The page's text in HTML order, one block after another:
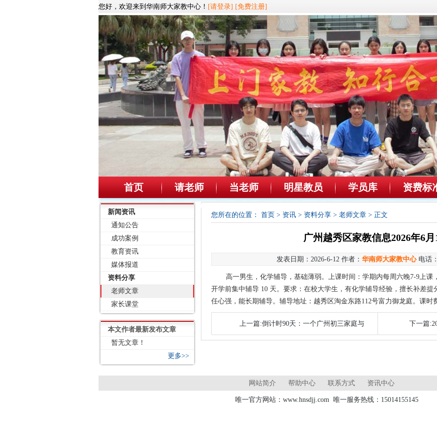
您好，欢迎来到华南师大家教中心！ [请登录] [免费注册]
首页 请老师 当老师 明星教员 学员库 资费标
新闻资讯
通知公告
成功案例
教育资讯
媒体报道
资料分享
老师文章
家长课堂
本文作者最新发布文章
暂无文章！
更多>>
您所在的位置： 首页 > 资讯 > 资料分享 > 老师文章 > 正文
广州越秀区家教信息2026年6月
发表日期：2026-6-12 作者： 华南师大家教中心电话
高一男生，化学辅导，基础薄弱。上课时间：学期内每周六晚7-9上课
开学前集中辅导 10 天。要求：在校大学生，有化学辅导经验，擅长补差
任心强，能长期辅导。辅导地址：越秀区淘金东路112号富力御龙庭。课时
上一篇:倒计时90天：一个广州初三家庭与 下一篇
网站简介 帮助中心 联系方式 资讯中心
唯一官方网站：www.hnsdjj.com 唯一服务热线：15014155145